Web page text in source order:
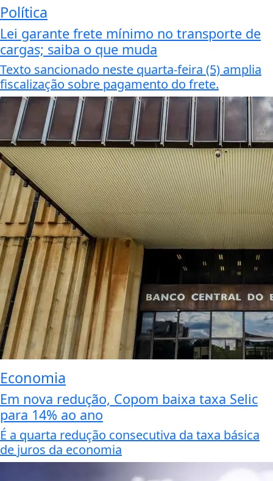
Política
Lei garante frete mínimo no transporte de
cargas; saiba o que muda
Texto sancionado neste quarta-feira (5) amplia
fiscalização sobre pagamento do frete.
Economia
Em nova redução, Copom baixa taxa Selic
para 14% ao ano
É a quarta redução consecutiva da taxa básica
de juros da economia